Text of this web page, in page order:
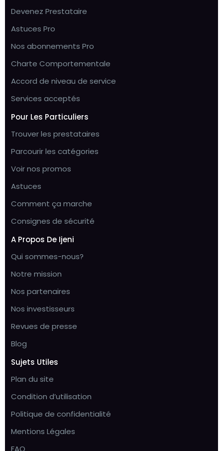
Devenez Prestataire
Astuces Pro
Nos abonnements Pro
Charte Comportementale
Accord de niveau de service
Services acceptés
Pour Les Particuliers
Trouver les prestataires
Parcourir les catégories
Voir nos promos
Astuces
Comment ça marche
Consignes de sécurité
A Propos De Ijeni
Qui sommes-nous?
Notre mission
Nos partenaires
Nos investisseurs
Revues de presse
Blog
Sujets Utiles
Plan du site
Condition d’utilisation
Politique de confidentialité
Mentions Légales
FAQ